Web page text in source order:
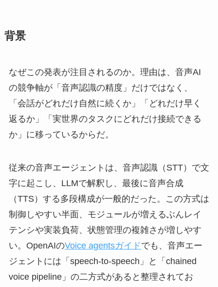
背景
なぜこの発表が注目されるのか。理由は、音声AI
の競争軸が「音声認識の精度」だけではなく、
「会話がどれだけ自然に続くか」「どれだけ早く
返るか」「実世界のタスクにどれだけ接続できる
か」に移っているからだ。
従来の音声エージェントは、音声認識（STT）で文
字に起こし、LLMで解釈し、最後に音声合成
（TTS）する多段構成が一般的だった。この方式は
制御しやすい半面、モジュールが増えるぶんレイ
テンシや実装負荷、状態管理の複雑さが増しやす
い。OpenAIのVoice agentsガイドでも、音声エー
ジェントには「speech-to-speech」と「chained
voice pipeline」の二方式があると整理されてお